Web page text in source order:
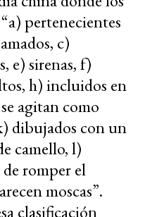
pertenecientes
c)
e) sirenas, f)
h) incluidos en
agitan como
dibujados con un
camello, l)
romper el
moscas”.
clasificación